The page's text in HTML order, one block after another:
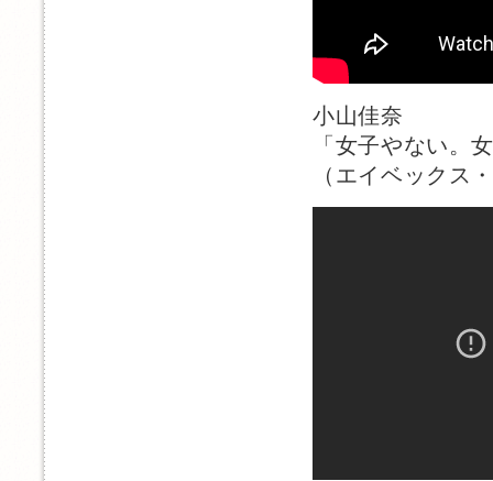
小山佳奈
「女子やない。
（エイベックス